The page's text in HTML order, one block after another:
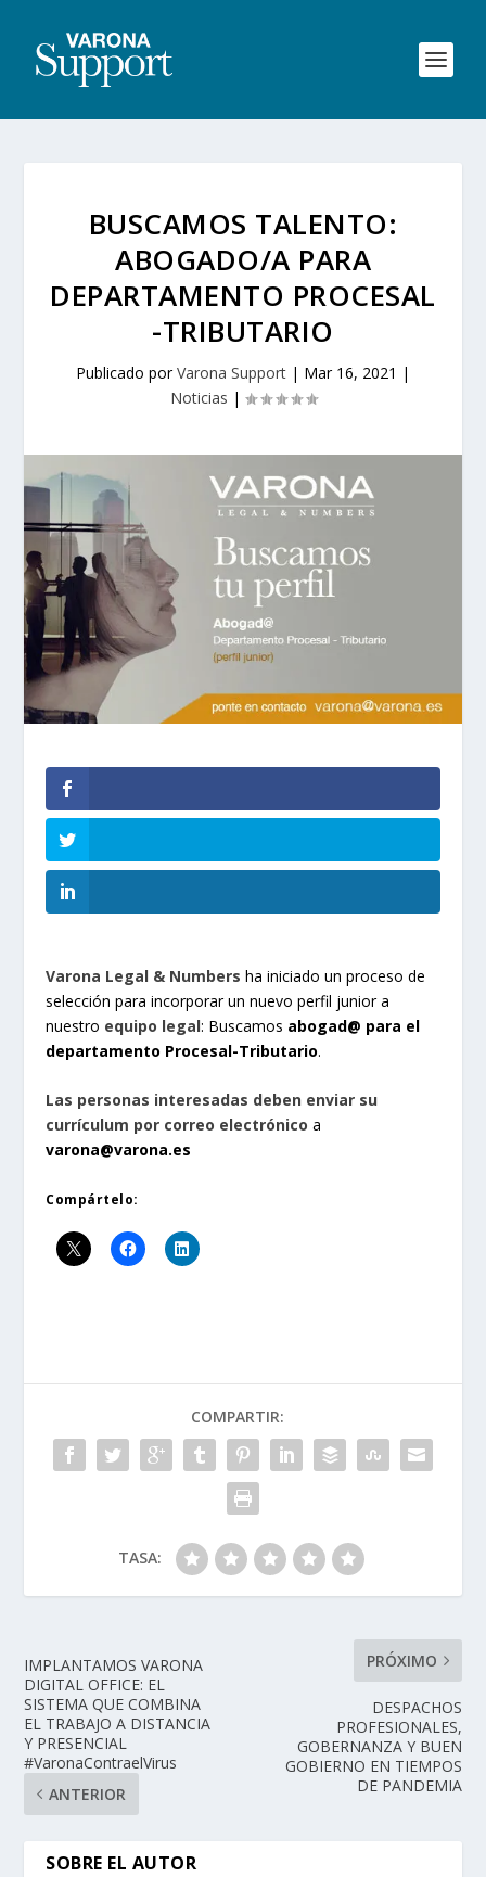
BUSCAMOS TALENTO:
ABOGADO/A PARA
DEPARTAMENTO PROCESAL
-TRIBUTARIO
Publicado porVarona Support | Mar 16, 2021 |
Noticias |
Varona Legal & Numbersha iniciado un proceso de
selección para incorporar un nuevo perfil junior a
nuestro equipo legal: Buscamos abogad@ para el
departamento Procesal-Tributario.
Las personas interesadas deben enviar su
currículum por correo electrónico a
varona@varona.es
Compártelo:
COMPARTIR:
TASA:
IMPLANTAMOS VARONA
DIGITAL OFFICE: EL
SISTEMA QUE COMBINA
EL TRABAJO A DISTANCIA
Y PRESENCIAL
#VaronaContraelVirus
ANTERIOR
PRÓXIMO
DESPACHOS
PROFESIONALES,
GOBERNANZA Y BUEN
GOBIERNO EN TIEMPOS
DE PANDEMIA
SOBRE EL AUTOR